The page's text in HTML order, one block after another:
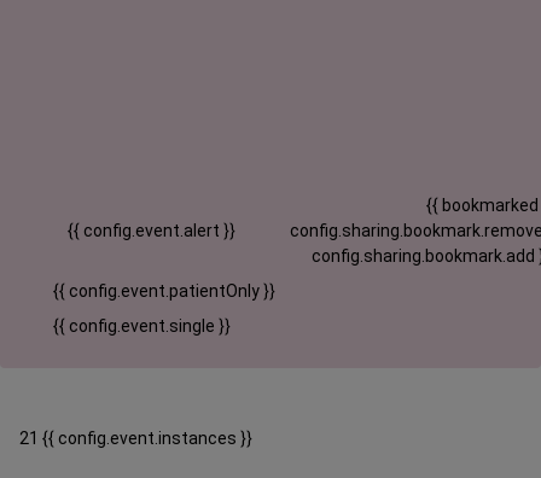
{{ config.event.alert }}
{{ bookmarked
config.sharing.bookmark.add
{{ config.event.patientOnly }}
{{ config.event.single }}
21 {{ config.event.instances }}